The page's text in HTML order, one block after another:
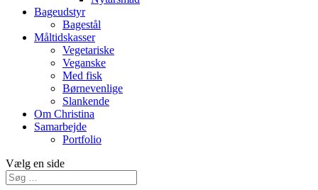
Bageudstyr
Bagestål
Måltidskasser
Vegetariske
Veganske
Med fisk
Børnevenlige
Slankende
Om Christina
Samarbejde
Portfolio
Vælg en side